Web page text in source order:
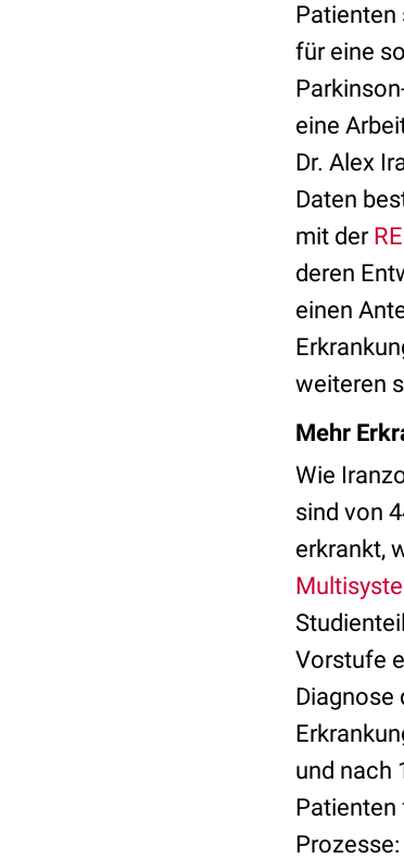
Patienten
für eine
eine
Dr. Alex
Daten
mit der
deren
einen
weiteren
Mehr
Wie
sind von
erkrankt,
Vorstufe
Diagnose
und nach
Patienten